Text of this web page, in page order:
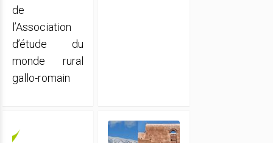
de
l’Association
d’étude du
monde rural
gallo-romain